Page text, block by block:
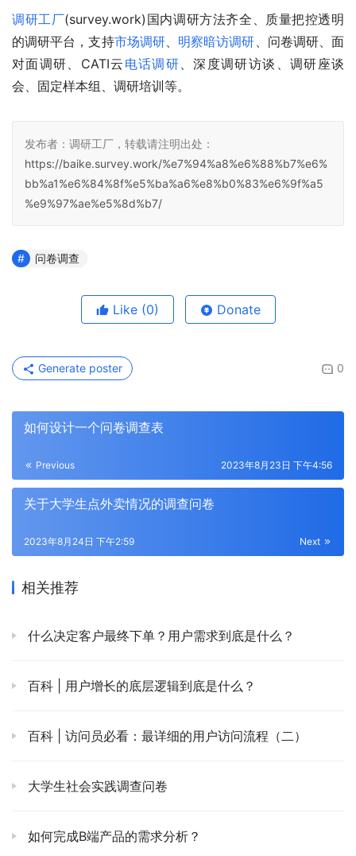
调研工厂(survey.work)国内调研方法齐全、质量把控透明
的调研平台，支持市场调研、 明察暗访调研、问卷调研、面
对面调研、CATI云 电话调研、深度调研访谈、调研座谈
会、固定样本组、调研培训等。
发布者：调研工厂，转载请注明出处：
https://baike.survey.work/%e7%94%a8%e6%88%b7%e6%
bb%a1%e6%84%8f%e5%ba%a6%e8%b0%83%e6%9f%a5
%e9%97%ae%e5%8d%b7/
问卷调查
Like (0) Donate
0
Generate poster
如何设计一个问卷调查表
Previous 2023年8月23日 下午4:56
关于大学生点外卖情况的调查问卷
Next
2023年8月24日 下午2:59
相关推荐
什么决定客户最终下单？用户需求到底是什么？
百科 | 用户增长的底层逻辑到底是什么？
百科 | 访问员必看：最详细的用户访问流程（二）
大学生社会实践调查问卷
如何完成B端产品的需求分析？